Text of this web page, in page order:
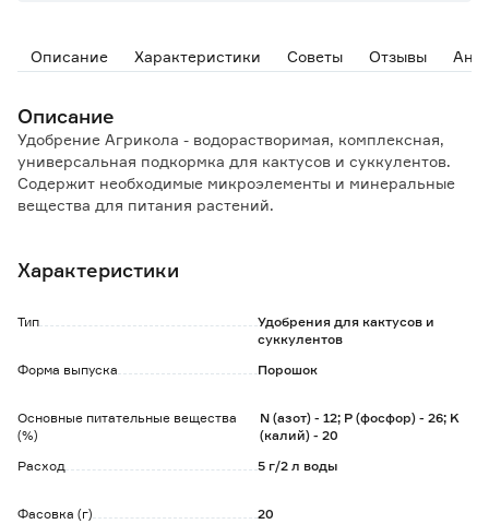
Описание Характеристики Советы Отзывы
Описание
Удобрение Агрикола - водорастворимая, комплексная,
универсальная подкормка для кактусов и суккулентов.
Содержит необходимые микроэлементы и минеральные
вещества для питания растений.
- способствует здоровому и быстрому росту;
- повышает устойчивость растения к неблагоприятным
Для корневой подкормки 5 г (1 чайная ложка) удобрения
растворить в 2 л воды. Готовым раствором полить
растения.
Характеристики
Тип
Удобрения для кактусов и
суккулентов
Форма выпуска
Порошок
Основные питательные вещества
(%)
N (азот) - 12; P (фосфор) - 26; K
(калий) - 20
Расход
5 г/2 л воды
Фасовка (г) 20